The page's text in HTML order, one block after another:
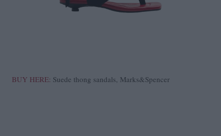
BUY HERE: Suede thong sandals, Marks&Spencer